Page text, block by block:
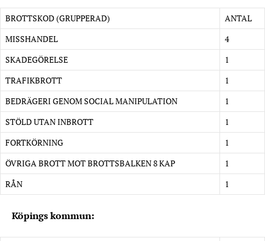
BROTTSKOD (GRUPPERAD)
ANTAL
MISSHANDEL
4
SKADEGÖRELSE
1
TRAFIKBROTT
1
BEDRÄGERI GENOM SOCIAL MANIPULATION
1
STÖLD UTAN INBROTT
1
FORTKÖRNING
1
ÖVRIGA BROTT MOT BROTTSBALKEN 8 KAP
1
RÅN
1
Köpings kommun: